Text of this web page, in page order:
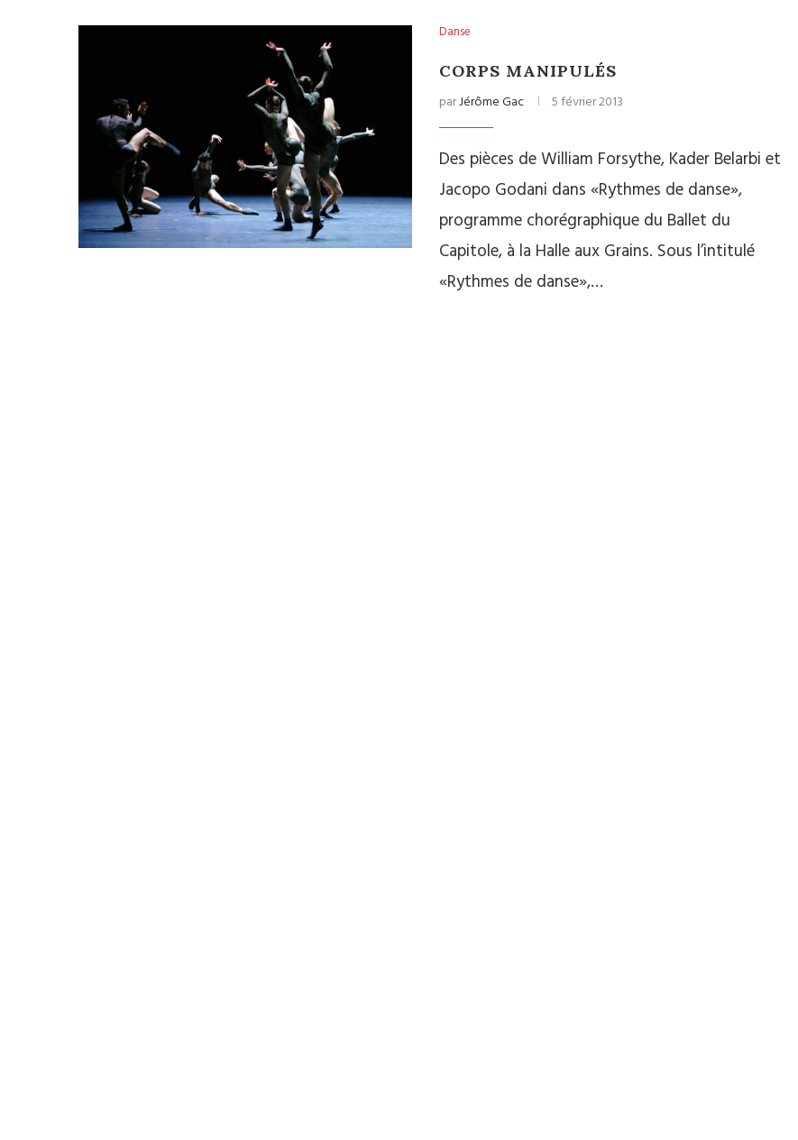
Danse
CORPS MANIPULÉS
parJérôme Gac 5 février 2013
Des pièces de William Forsythe, Kader Belarbi et
Jacopo Godani dans «Rythmes de danse»,
programme chorégraphique du Ballet du
Capitole, à la Halle aux Grains. Sous l’intitulé
«Rythmes de danse»,…